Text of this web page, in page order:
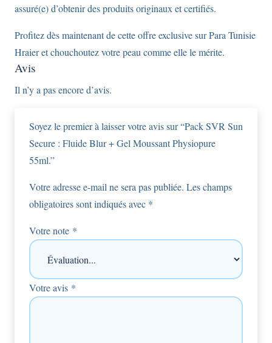
assuré(e) d’obtenir des produits originaux et certifiés.
Profitez dès maintenant de cette offre exclusive sur Para Tunisie
Hraier et chouchoutez votre peau comme elle le mérite.
Avis
Il n’y a pas encore d’avis.
Soyez le premier à laisser votre avis sur “Pack SVR Sun
Secure : Fluide Blur + Gel Moussant Physiopure
55ml.”
Votre adresse e-mail ne sera pas publiée. Les champs
obligatoires sont indiqués avec *
Votre note *
Votre avis *